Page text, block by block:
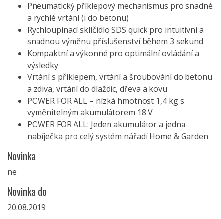
Pneumatický příklepový mechanismus pro snadné
a rychlé vrtání (i do betonu)
Rychloupínací sklíčidlo SDS quick pro intuitivní a
snadnou výměnu příslušenství během 3 sekund
Kompaktní a výkonné pro optimální ovládání a
výsledky
Vrtání s příklepem, vrtání a šroubování do betonu
a zdiva, vrtání do dlaždic, dřeva a kovu
POWER FOR ALL – nízká hmotnost 1,4 kg s
vyměnitelným akumulátorem 18 V
POWER FOR ALL: Jeden akumulátor a jedna
nabíječka pro celý systém nářadí Home & Garden
Novinka
ne
Novinka do
20.08.2019